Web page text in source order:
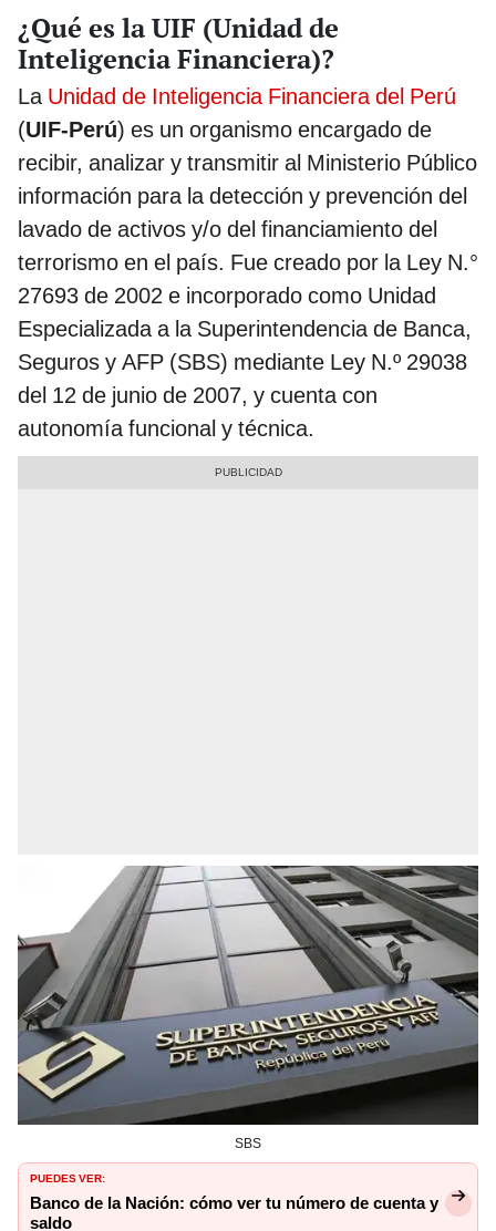
¿Qué es la UIF (Unidad de
Inteligencia Financiera)?
La Unidad de Inteligencia Financiera del Perú
(UIF-Perú) es un organismo encargado de
recibir, analizar y transmitir al Ministerio Público
información para la detección y prevención del
lavado de activos y/o del financiamiento del
terrorismo en el país. Fue creado por la Ley N.°
27693 de 2002 e incorporado como Unidad
Especializada a la Superintendencia de Banca,
Seguros y AFP (SBS) mediante Ley N.º 29038
del 12 de junio de 2007, y cuenta con
autonomía funcional y técnica.
SBS
PUEDES VER:
Banco de la Nación: cómo ver tu número de cuenta y
saldo